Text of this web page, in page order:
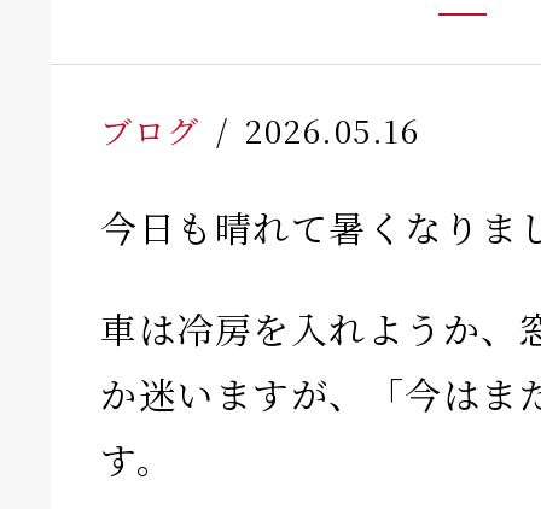
ブログ 2026.05.16
今日も晴れて暑くなりま
車は冷房を入れようか、
か迷いますが、「今はま
す。